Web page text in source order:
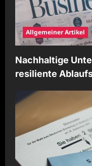
Allgemeiner Artikel
Nachhaltige
resiliente